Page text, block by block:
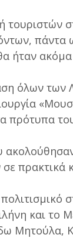
τουριστών
πάντα
ήταν
όλων των
πρότυπα
πρακτικά
και το
Μητούλα,